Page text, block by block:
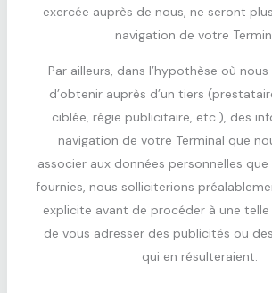
exercée auprès de nous, ne seront
navigation de votre
Par ailleurs, dans l’hypothèse où
d’obtenir auprès d’un tiers
ciblée, régie publicitaire, etc.), des
navigation de votre Terminal que
associer aux données personnelles
fournies, nous solliciterions
explicite avant de procéder à une
de vous adresser des publicités ou
qui en résulteraient.